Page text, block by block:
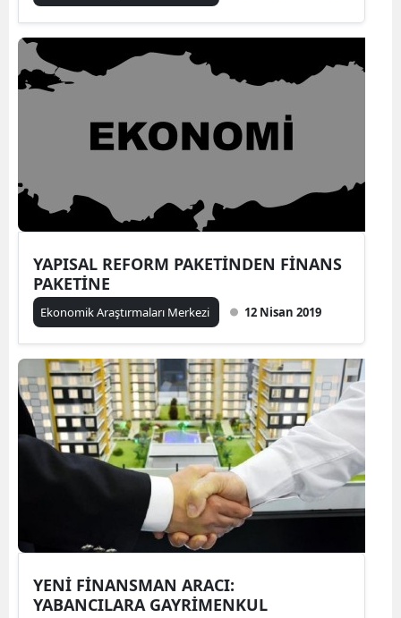
YAPISAL REFORM PAKETİNDEN FİNANS
PAKETİNE
Ekonomik Araştırmaları Merkezi 12 Nisan 2019
YENİ FİNANSMAN ARACI:
YABANCILARA GAYRİMENKUL